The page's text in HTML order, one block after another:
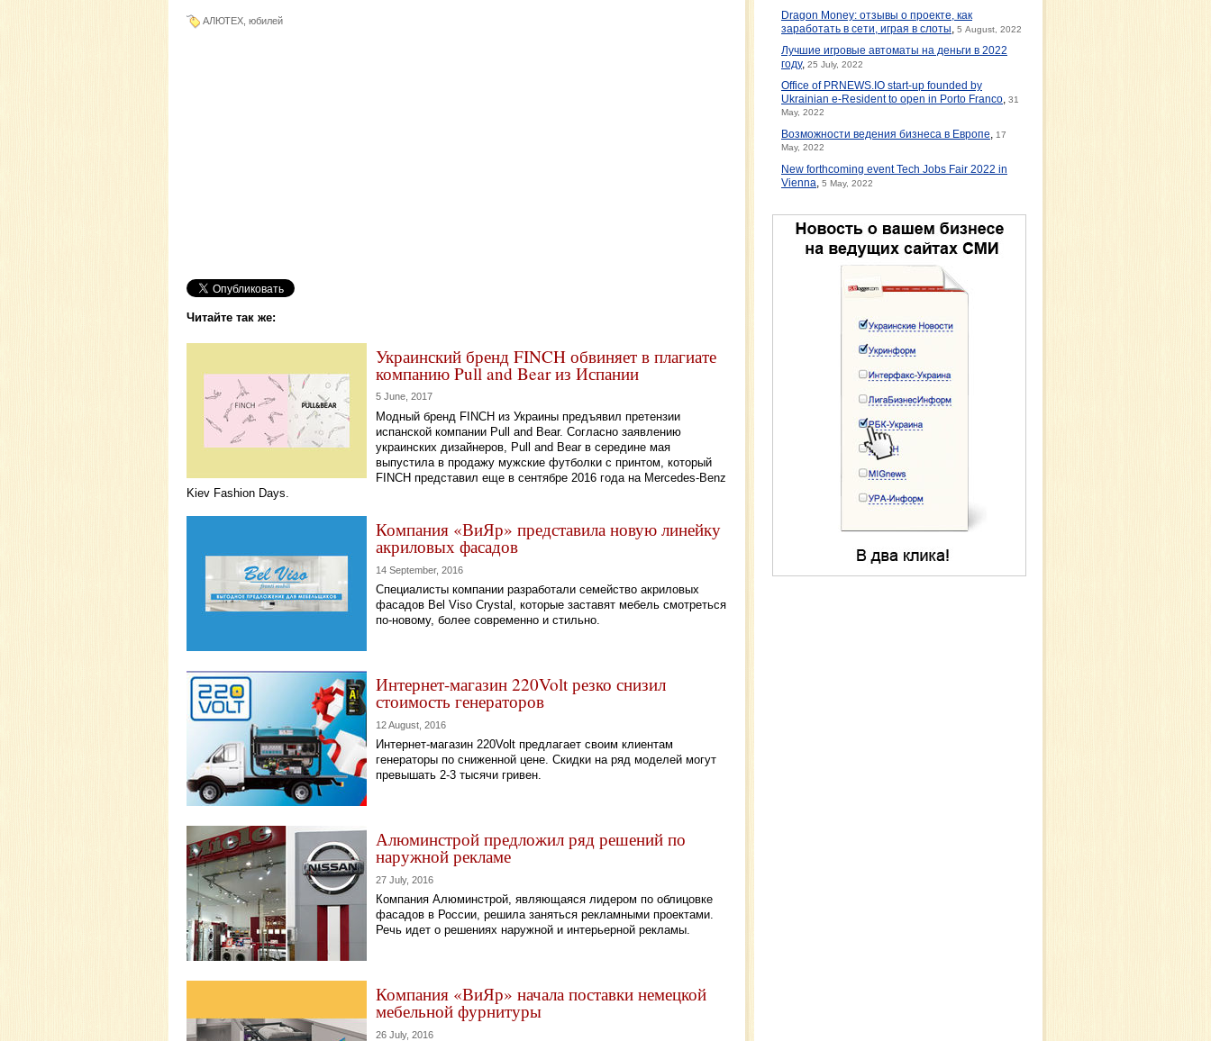
АЛЮТЕХ, юбилей
Читайте так же:
Украинский бренд FINCH обвиняет в плагиате
компанию Pull and Bear из Испании
5 June, 2017
Модный бренд FINCH из Украины предъявил претензии
испанской компании Pull and Bear. Согласно заявлению
украинских дизайнеров, Pull and Bear в середине мая
выпустила в продажу мужские футболки с принтом, который
FINCH представил еще в сентябре 2016 года на Mercedes-Benz
Kiev Fashion Days.
Компания «ВиЯр» представила новую линейку
акриловых фасадов
14 September, 2016
Специалисты компании разработали семейство акриловых
фасадов Bel Viso Crystal, которые заставят мебель смотреться
по-новому, более современно и стильно.
Интернет-магазин 220Volt резко снизил
стоимость генераторов
12 August, 2016
Интернет-магазин 220Volt предлагает своим клиентам
генераторы по сниженной цене. Скидки на ряд моделей могут
превышать 2-3 тысячи гривен.
Алюминстрой предложил ряд решений по
наружной рекламе
27 July, 2016
Компания Алюминстрой, являющаяся лидером по облицовке
фасадов в России, решила заняться рекламными проектами.
Речь идет о решениях наружной и интерьерной рекламы.
Компания «ВиЯр» начала поставки немецкой
мебельной фурнитуры
26 July, 2016
Dragon Money: отзывы о проекте, как
заработать в сети, играя в слоты
5 August, 2022
Лучшие игровые автоматы на деньги в 2022
году, 25 July, 2022
Office of PRNEWS.IO start-up founded by
Ukrainian e-Resident to open in Porto Franco 31
May, 2022
Возможности ведения бизнеса в Европе 17
May, 2022
New forthcoming event Tech Jobs Fair 2022 in
Vienna
5 May, 2022